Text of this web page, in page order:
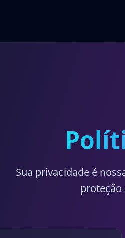
Sua privacidade é
proteção